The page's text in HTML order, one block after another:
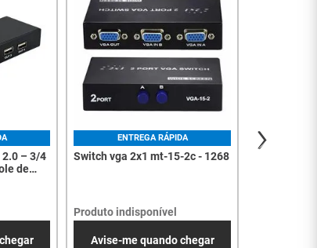
2.0 – 3/4
de
ENTREGA RÁPIDA
Switch vga 2x1 mt-15-2c - 1268
Produto indisponível
Avise-me quando chegar